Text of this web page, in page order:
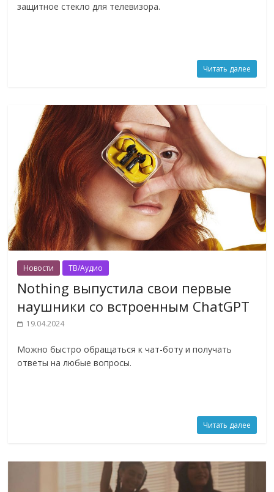
защитное стекло для телевизора.
Читать далее
Новости ТВ/Аудио
Nothing выпустила свои первые
наушники со встроенным ChatGPT
19.04.2024
Можно быстро обращаться к чат-боту и получать
ответы на любые вопросы.
Читать далее